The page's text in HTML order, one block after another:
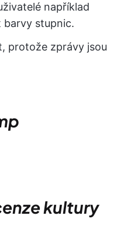
například
barvy stupnic.
protože zprávy jsou
kultury